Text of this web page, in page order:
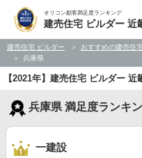
オリコン顧客満足度ランキング
建売住宅 ビルダー 近
建売住宅 ビルダー おすすめの建売住
兵庫県
【2021年】建売住宅 ビルダー
兵庫県 満足度ランキ
一建設